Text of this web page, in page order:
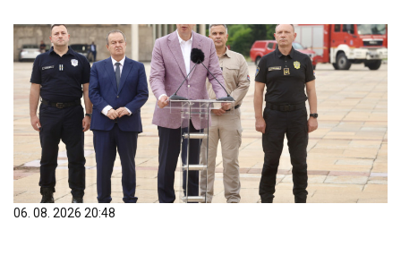
06. 08. 2026 20:48